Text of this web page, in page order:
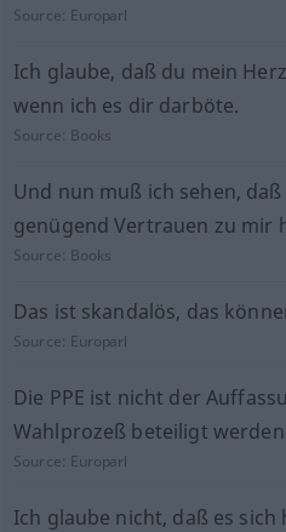
Source: Europarl
Ich glaube, daß du mein
wenn ich es dir darböte.
Source: Books
Und nun muß ich sehen,
genügend Vertrauen zu mir
Source: Books
Das ist skandalös, das
Source: Europarl
Die PPE ist nicht der
Wahlprozeß beteiligt
Source: Europarl
Ich glaube nicht, daß es